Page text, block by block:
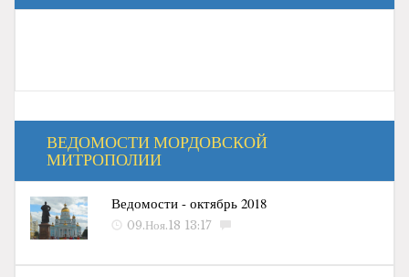
ВЕДОМОСТИ МОРДОВСКОЙ
МИТРОПОЛИИ
Ведомости - октябрь 2018
09.Ноя.18 13:17